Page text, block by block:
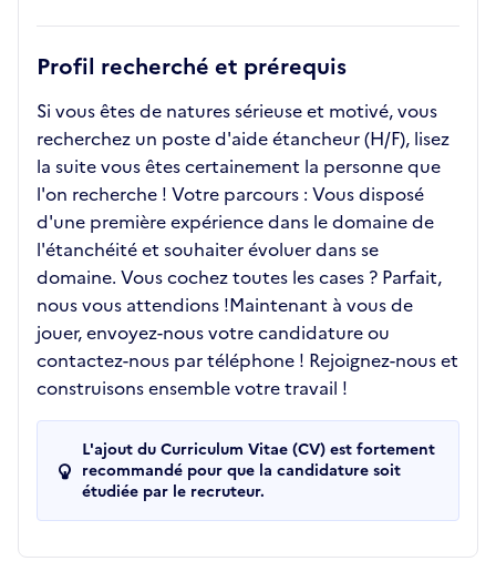
Profil recherché et prérequis
Si vous êtes de natures sérieuse et motivé, vous
recherchez un poste d'aide étancheur (H/F), lisez
la suite vous êtes certainement la personne que
l'on recherche ! Votre parcours : Vous disposé
d'une première expérience dans le domaine de
l'étanchéité et souhaiter évoluer dans se
domaine. Vous cochez toutes les cases ? Parfait,
nous vous attendions !Maintenant à vous de
jouer, envoyez-nous votre candidature ou
contactez-nous par téléphone ! Rejoignez-nous et
construisons ensemble votre travail !
L'ajout du Curriculum Vitae (CV) est fortement
recommandé pour que la candidature soit
étudiée par le recruteur.